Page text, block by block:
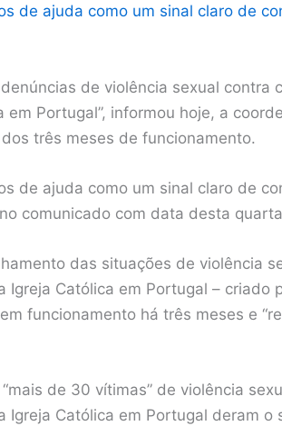
de ajuda como um sinal claro de
de violência sexual contra
Portugal”, informou hoje, a
três meses de funcionamento.
de ajuda como um sinal claro de
comunicado com data desta
das situações de violência
Igreja Católica em Portugal – criado
funcionamento há três meses e
de 30 vítimas” de violência
Igreja Católica em Portugal deram o